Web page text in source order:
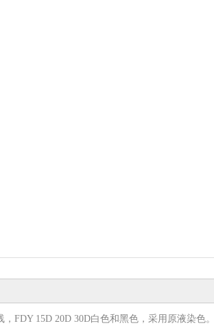
FDY 15D 20D 30D白色和黑色，采用原液染色